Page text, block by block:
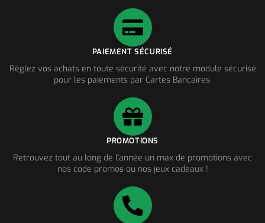
PAIEMENT SÉCURISÉ
Réglez vos achats en toute sécurité avec notre module sécurisé
pour les paiements par Cartes Bancaires.
PROMOTIONS
Retrouvez tout au long de l'année un max de promotions avec
nos code promos ou nos jeux cadeaux !